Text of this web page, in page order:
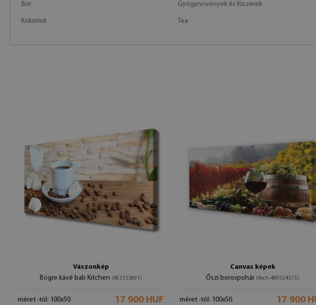
Bor Gyógynövények és fűszerek
Koktélok Tea
Vászonkép
Bögre kávé bab Kitchen (#63333891)
méret -tól: 100x50 17 900 HUF
Canvas képek
Őszi borospohár (#och-489524575)
méret -tól: 100x50 17 900